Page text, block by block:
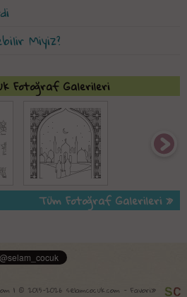
Miyiz?
Fotoğraf Galerileri
Tüm Fotoğraf Galerileri »
| © 2015-2026 selamcocuk.com - Favori»